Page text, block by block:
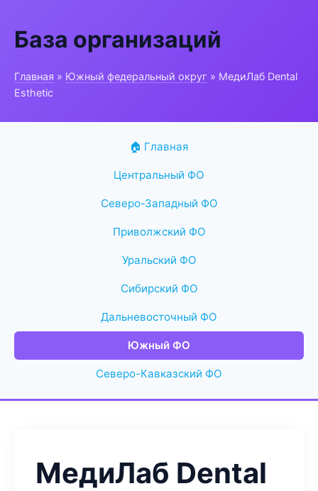
База организаций
Главная » Южный федеральный округ » МедиЛаб Dental
Esthetic
🏠 Главная
Центральный ФО
Северо-Западный ФО
Приволжский ФО
Уральский ФО
Сибирский ФО
Дальневосточный ФО
Южный ФО
Северо-Кавказский ФО
МедиЛаб Dental